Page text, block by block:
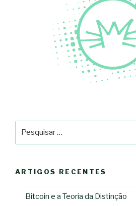
ARTIGOS RECENTES
Bitcoin e a Teoria da Distinção